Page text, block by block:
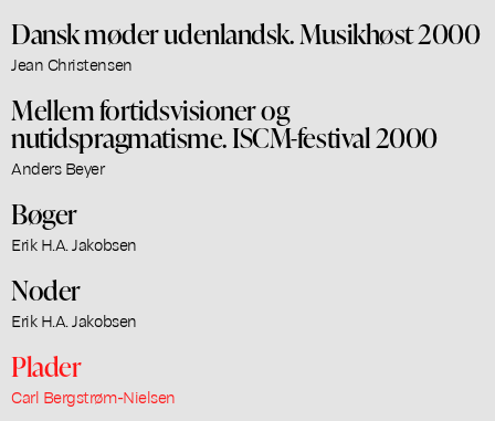
Dansk møder udenlandsk. Musikhøst 2000
Jean Christensen
Mellem fortidsvisioner og
nutidspragmatisme. ISCM-festival 2000
Anders Beyer
Bøger
Erik H.A. Jakobsen
Noder
Erik H.A. Jakobsen
Plader
Carl Bergstrøm-Nielsen